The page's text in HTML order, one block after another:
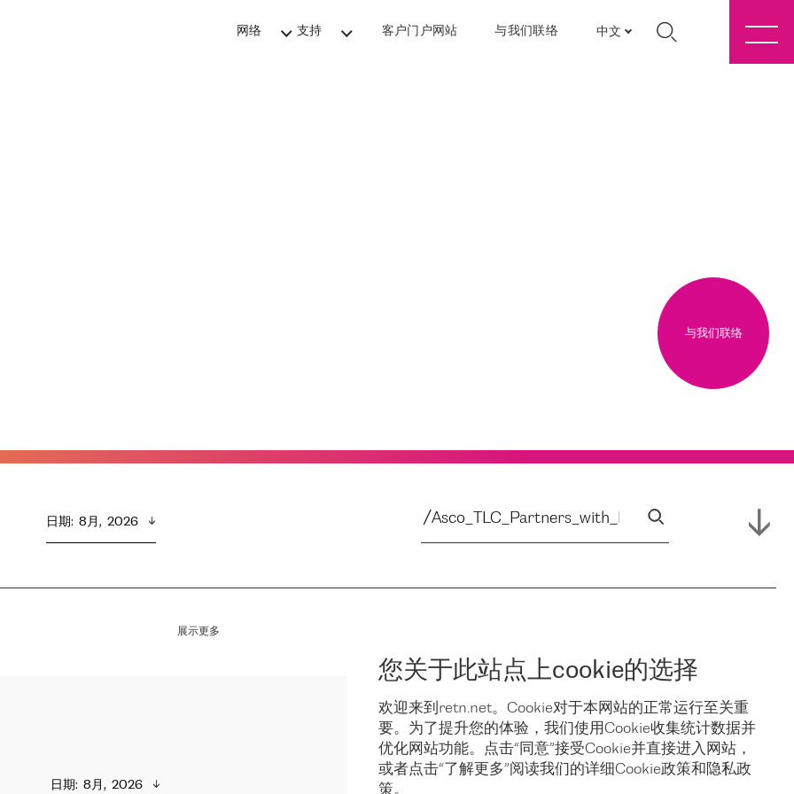
网络 支持 客户门户网站 与我们联络 中文
您关于此站点上cookie的选择
欢迎来到retn.net。Cookie对于本网站的正常运行至关重
要。为了提升您的体验，我们使用Cookie收集统计数据并
优化网站功能。点击“同意”接受Cookie并直接进入网站，
或者点击“了解更多”阅读我们的详细Cookie政策和隐私政
策。
与我们联络
日期: 8月,  2026
展示更多
日期: 8月,  2026